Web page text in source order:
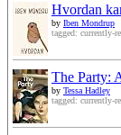
Hvordan
by Iben Mondrup
tagged: currently-
The Party:
by Tessa Hadley
tagged: currently-